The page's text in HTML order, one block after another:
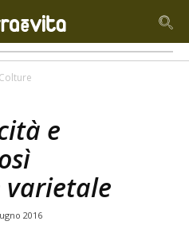
Colture
e
varietale
2016